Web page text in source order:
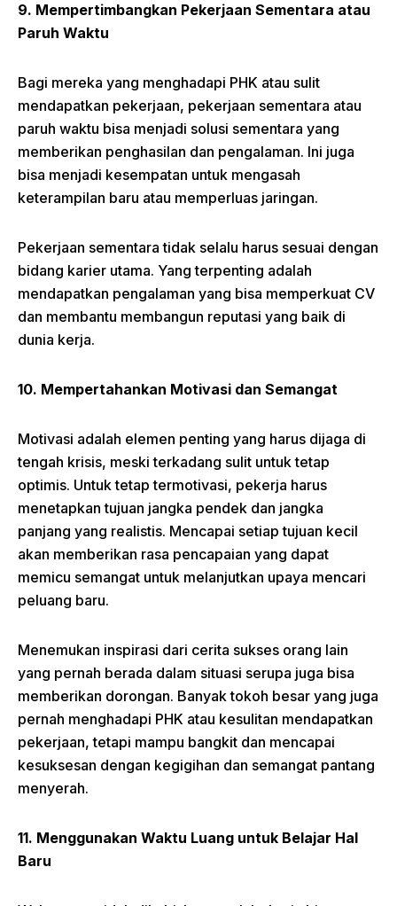
9. Mempertimbangkan Pekerjaan Sementara atau
Paruh Waktu
Bagi mereka yang menghadapi PHK atau sulit
mendapatkan pekerjaan, pekerjaan sementara atau
paruh waktu bisa menjadi solusi sementara yang
memberikan penghasilan dan pengalaman. Ini juga
bisa menjadi kesempatan untuk mengasah
keterampilan baru atau memperluas jaringan.
Pekerjaan sementara tidak selalu harus sesuai dengan
bidang karier utama. Yang terpenting adalah
mendapatkan pengalaman yang bisa memperkuat CV
dan membantu membangun reputasi yang baik di
dunia kerja.
10. Mempertahankan Motivasi dan Semangat
Motivasi adalah elemen penting yang harus dijaga di
tengah krisis, meski terkadang sulit untuk tetap
optimis. Untuk tetap termotivasi, pekerja harus
menetapkan tujuan jangka pendek dan jangka
panjang yang realistis. Mencapai setiap tujuan kecil
akan memberikan rasa pencapaian yang dapat
memicu semangat untuk melanjutkan upaya mencari
peluang baru.
Menemukan inspirasi dari cerita sukses orang lain
yang pernah berada dalam situasi serupa juga bisa
memberikan dorongan. Banyak tokoh besar yang juga
pernah menghadapi PHK atau kesulitan mendapatkan
pekerjaan, tetapi mampu bangkit dan mencapai
kesuksesan dengan kegigihan dan semangat pantang
menyerah.
11. Menggunakan Waktu Luang untuk Belajar Hal
Baru